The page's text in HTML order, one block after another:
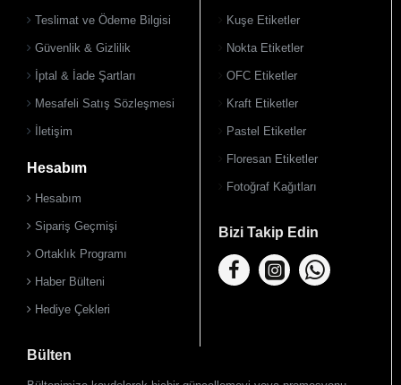
Teslimat ve Ödeme Bilgisi
Güvenlik & Gizlilik
İptal & İade Şartları
Mesafeli Satış Sözleşmesi
İletişim
Hesabım
Hesabım
Sipariş Geçmişi
Ortaklık Programı
Haber Bülteni
Hediye Çekleri
Kuşe Etiketler
Nokta Etiketler
OFC Etiketler
Kraft Etiketler
Pastel Etiketler
Floresan Etiketler
Fotoğraf Kağıtları
Bizi Takip Edin
Bülten